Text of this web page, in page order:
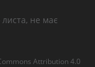
не має
Attribution 4.0